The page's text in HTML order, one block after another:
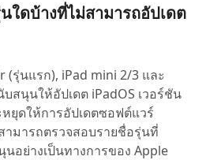
ใดบ้างที่ไม่สามารถอัปเดต
(รุ่นแรก), iPad mini 2/3 และ
สนุนให้อัปเดต iPadOS เวอร์ชัน
ยุดให้การอัปเดตซอฟต์แวร์
ามารถตรวจสอบรายชื่อรุ่นที่
อย่างเป็นทางการของ Apple